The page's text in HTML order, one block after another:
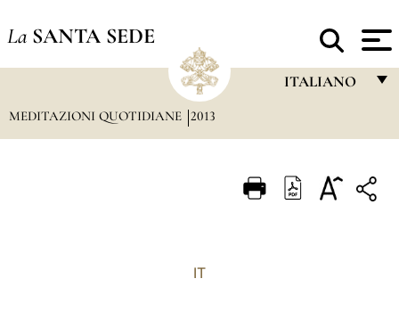
La SANTA SEDE
ITALIANO
ITALIANO
MEDITAZIONI QUOTIDIANE 2013
IT